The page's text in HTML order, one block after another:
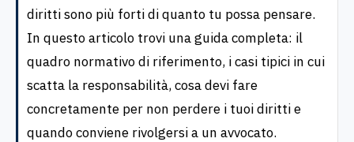
diritti sono più forti di quanto tu possa pensare.
In questo articolo trovi una guida completa: il
quadro normativo di riferimento, i casi tipici in cui
scatta la responsabilità, cosa devi fare
concretamente per non perdere i tuoi diritti e
quando conviene rivolgersi a un avvocato.